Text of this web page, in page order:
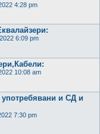
4:28 pm
6:09 pm
10:08 am
и СД и
7:30 pm